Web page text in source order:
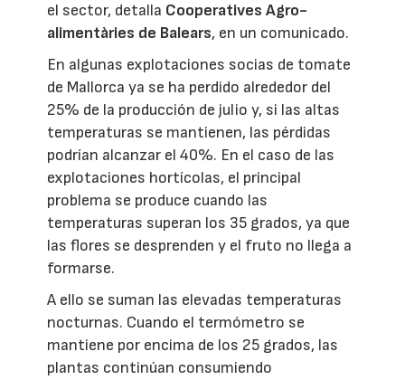
el sector, detalla Cooperatives Agro-
alimentàries de Balears, en un comunicado.
En algunas explotaciones socias de tomate
de Mallorca ya se ha perdido alrededor del
25% de la producción de julio y, si las altas
temperaturas se mantienen, las pérdidas
podrían alcanzar el 40%. En el caso de las
explotaciones hortícolas, el principal
problema se produce cuando las
temperaturas superan los 35 grados, ya que
las flores se desprenden y el fruto no llega a
formarse.
A ello se suman las elevadas temperaturas
nocturnas. Cuando el termómetro se
mantiene por encima de los 25 grados, las
plantas continúan consumiendo